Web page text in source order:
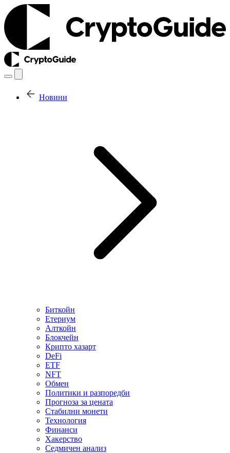
Новини
Биткойн
Етериум
Алткойн
Блокчейн
Крипто хазарт
DeFi
ETF
NFT
Обмен
Политики и разпоредби
Прогноза за цената
Стабилни монети
Технология
Финанси
Хакерство
Седмичен анализ